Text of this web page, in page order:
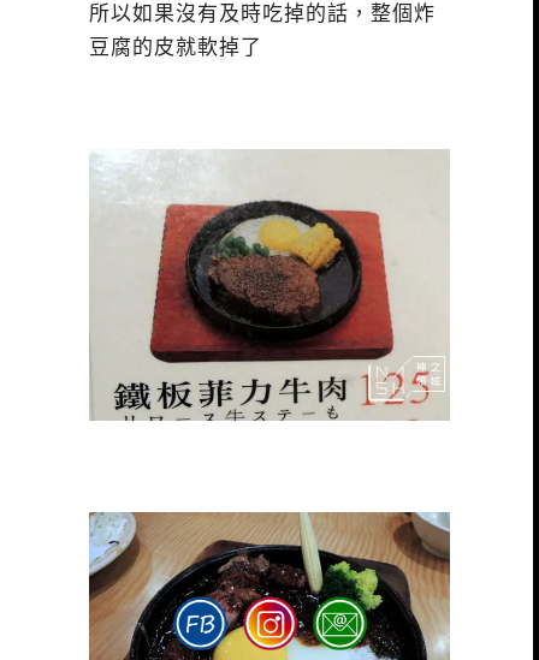
所以如果沒有及時吃掉的話，整個炸
豆腐的皮就軟掉了